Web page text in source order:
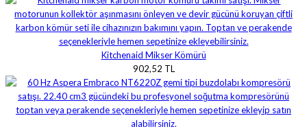
Kitchenaid Mikser Kömürü
902,52 TL